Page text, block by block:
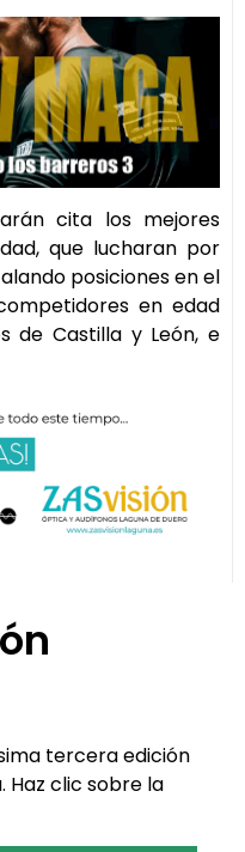
cita los mejores
que lucharan por
posiciones en el
en edad
de Castilla y León, e
tercera edición
Haz clic sobre la